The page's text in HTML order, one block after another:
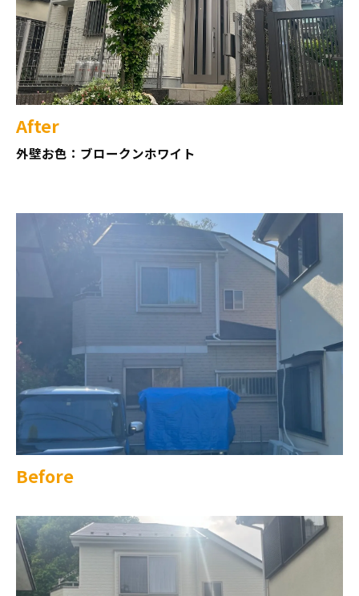
After
外壁お色：ブロークンホワイト
Before